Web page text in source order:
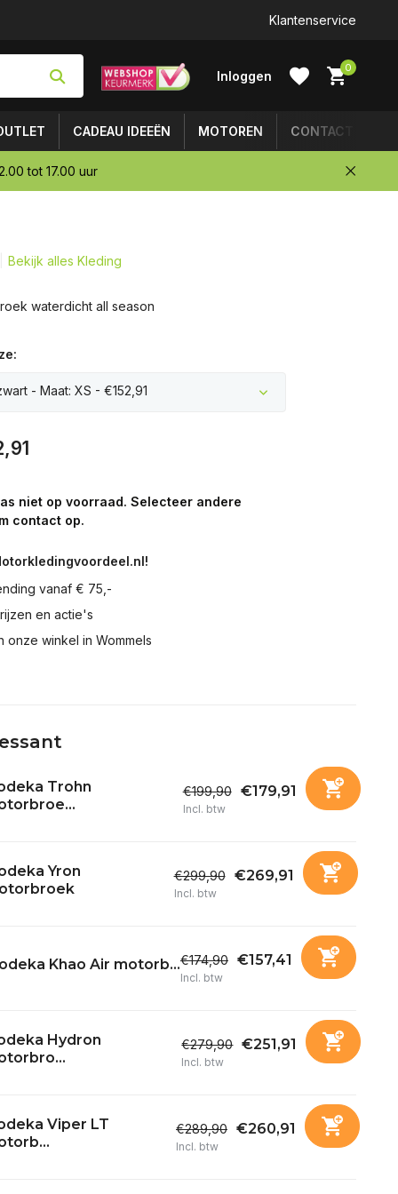
Klantenservice
Inloggen
0
CADEAU IDEEËN MOTOREN CONTACT
tot 17.00 uur
Bekijk alles Kleding
waterdicht all season
- Maat: XS - €152,91
niet op voorraad. Selecteer andere
contact op.
vanaf € 75,-
en actie's
onze winkel in Wommels
Trohn
€199,90 €179,91
Incl. btw
Yron
€299,90 €269,91
Incl. btw
Khao Air motorb...€174,90 €157,41
Incl. btw
Hydron
€279,90 €251,91
Incl. btw
Viper LT
€289,90 €260,91
Incl. btw